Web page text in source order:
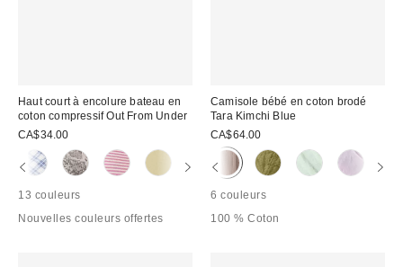
Haut court à encolure bateau en
coton compressif Out From Under
CA$34.00
13 couleurs
Nouvelles couleurs offertes
Camisole bébé en coton brodé
Tara Kimchi Blue
CA$64.00
6 couleurs
100 % Coton